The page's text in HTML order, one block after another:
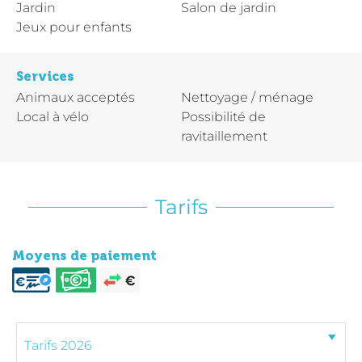
Jardin
Jeux pour enfants
Salon de jardin
Services
Animaux acceptés
Local à vélo
Nettoyage / ménage
Possibilité de
ravitaillement
Tarifs
Moyens de paiement